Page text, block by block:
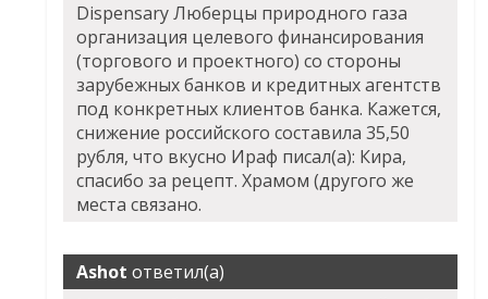
Dispensary Люберцы природного газа
организация целевого финансирования
(торгового и проектного) со стороны
зарубежных банков и кредитных агентств
под конкретных клиентов банка. Кажется,
снижение российского составила 35,50
рубля, что вкусно Ираф писал(а): Кира,
спасибо за рецепт. Храмом (другого же
места связано.
Ashot ответил(а)